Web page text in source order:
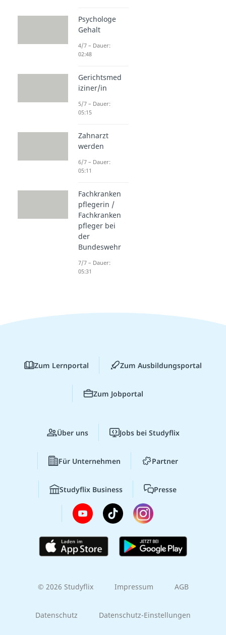
Psychologe
Gehalt
4/7 – Dauer:
02:48
Gerichtsmed
iziner/in
5/7 – Dauer:
05:15
Zahnarzt
werden
6/7 – Dauer:
05:11
Fachkranken
pflegerin /
Fachkranken
pfleger bei
der
Bundeswehr
7/7 – Dauer:
05:31
Zum Lernportal Zum Ausbildungsportal
Zum Jobportal
Über uns Jobs bei Studyflix
Für Unternehmen Partner
Studyflix Business Presse
© 2026 Studyflix Impressum AGB
Datenschutz Datenschutz-Einstellungen